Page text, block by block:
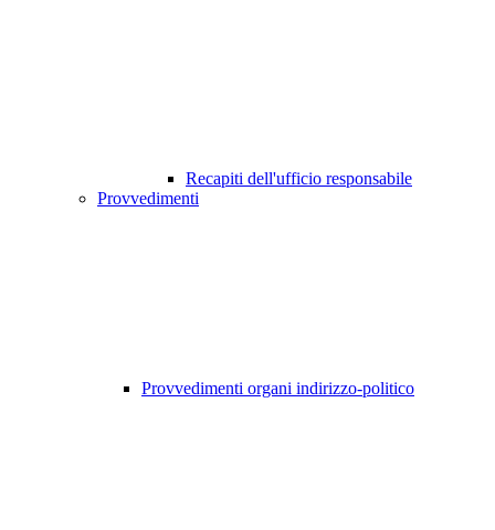
Recapiti dell'ufficio responsabile
Provvedimenti
Provvedimenti organi indirizzo-politico